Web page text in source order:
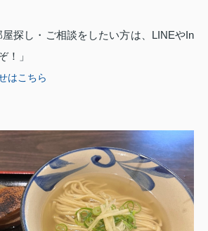
屋探し・ご相談をしたい方は、LINEやIn
！」
はこちら